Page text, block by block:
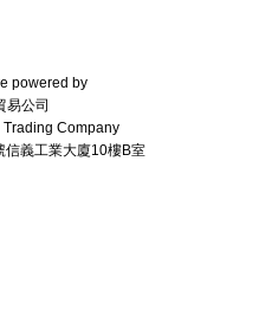
powered by
易公司
Trading Company
義工業大廈10樓B室